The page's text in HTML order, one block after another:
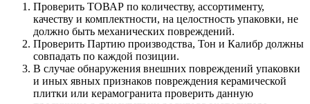
Проверить ТОВАР по количеству, ассортименту,
качеству и комплектности, на целостность упаковки, не
должно быть механических повреждений.
Проверить Партию производства, Тон и Калибр должны
совпадать по каждой позиции.
В случае обнаружения внешних повреждений упаковки
и иных явных признаков повреждения керамической
плитки или керамогранита проверить данную